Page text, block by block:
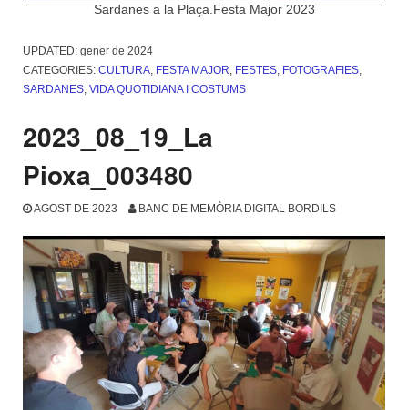
Sardanes a la Plaça.Festa Major 2023
UPDATED: gener de 2024
CATEGORIES: CULTURA, FESTA MAJOR, FESTES, FOTOGRAFIES,
SARDANES, VIDA QUOTIDIANA I COSTUMS
2023_08_19_La
Pioxa_003480
AGOST DE 2023 BANC DE MEMÒRIA DIGITAL BORDILS